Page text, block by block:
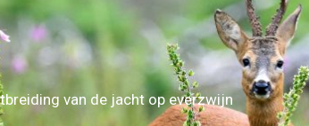
van de jacht op everzwijn